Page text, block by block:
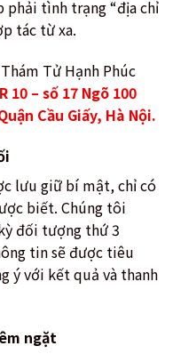
phải tình trạng “địa chỉ
tác từ xa.
Tử Hạnh Phúc
10 – số 17 Ngõ 100
Cầu Giấy, Hà Nội.
lưu giữ bí mật, chỉ có
biết. Chúng tôi
đối tượng thứ 3
tin sẽ được tiêu
ý với kết quả và thanh
ngặt